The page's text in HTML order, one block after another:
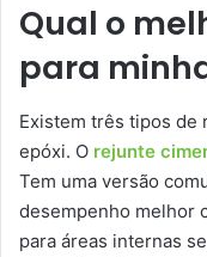
Qual o
para
Existem três tipos de
epóxi. O rejunte
Tem uma versão
desempenho melhor
para áreas internas